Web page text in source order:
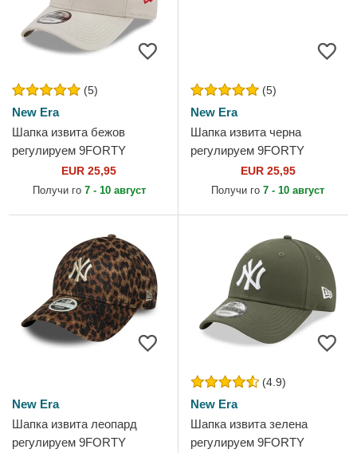
(5)
New Era
Шапка извита бежов
регулируем 9FORTY
League Essential на New
York Yankees MLB от New
EUR 25,95
Получи го 7 - 10 август
(5)
New Era
Шапка извита черна
регулируем 9FORTY
Essential на New York
Yankees MLB от New Era
EUR 25,95
Получи го 7 - 10 август
New Era
Шапка извита леопард
регулируем 9FORTY
(4.9)
New Era
Шапка извита зелена
регулируем 9FORTY